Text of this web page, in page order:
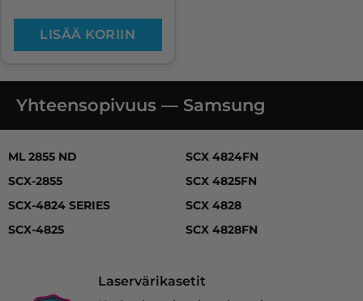
LISÄÄ KORIIN
Yhteensopivuus — Samsung
ML 2855 ND
SCX-2855
SCX-4824 SERIES
SCX-4825
SCX 4824FN
SCX 4825FN
SCX 4828
SCX 4828FN
Laservärikasetit